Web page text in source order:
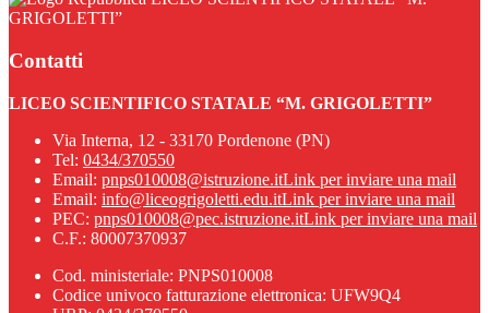
GRIGOLETTI”
Contatti
LICEO SCIENTIFICO STATALE “M. GRIGOLETTI”
Via Interna, 12 - 33170 Pordenone (PN)
Tel: 0434/370550
Email: pnps010008@istruzione.itLink per inviare una mail
Email: info@liceogrigoletti.edu.itLink per inviare una mail
PEC: pnps010008@pec.istruzione.itLink per inviare una mail
C.F.: 80007370937
Cod. ministeriale: PNPS010008
Codice univoco fatturazione elettronica: UFW9Q4